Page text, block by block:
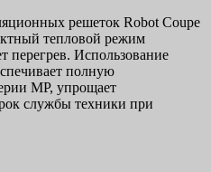
решеток Robot Coupe
тепловой режим
перегрев. Использование
полную
MP, упрощает
службы техники при